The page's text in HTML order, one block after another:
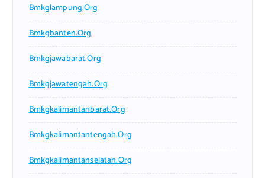
Bmkglampung.org
Bmkgbanten.org
Bmkgjawabarat.org
Bmkgjawatengah.org
Bmkgkalimantanbarat.org
Bmkgkalimantantengah.org
Bmkgkalimantanselatan.org